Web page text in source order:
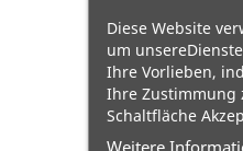
Diese Website
um
Ihre Vorlieben,
Ihre Zustimmung
Schaltfläche
Weitere